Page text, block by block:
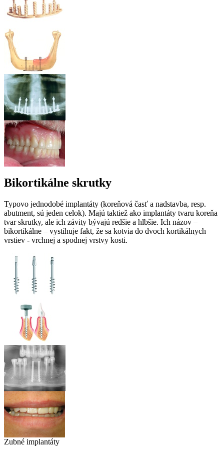
Bikortikálne skrutky
Typovo jednodobé implantáty (koreňová časť a nadstavba, resp.
abutment, sú jeden celok). Majú taktiež ako implantáty tvaru koreňa
tvar skrutky, ale ich závity bývajú redšie a hlbšie. Ich názov –
bikortikálne – vystihuje fakt, že sa kotvia do dvoch kortikálnych
vrstiev - vrchnej a spodnej vrstvy kosti.
Zubné implantáty